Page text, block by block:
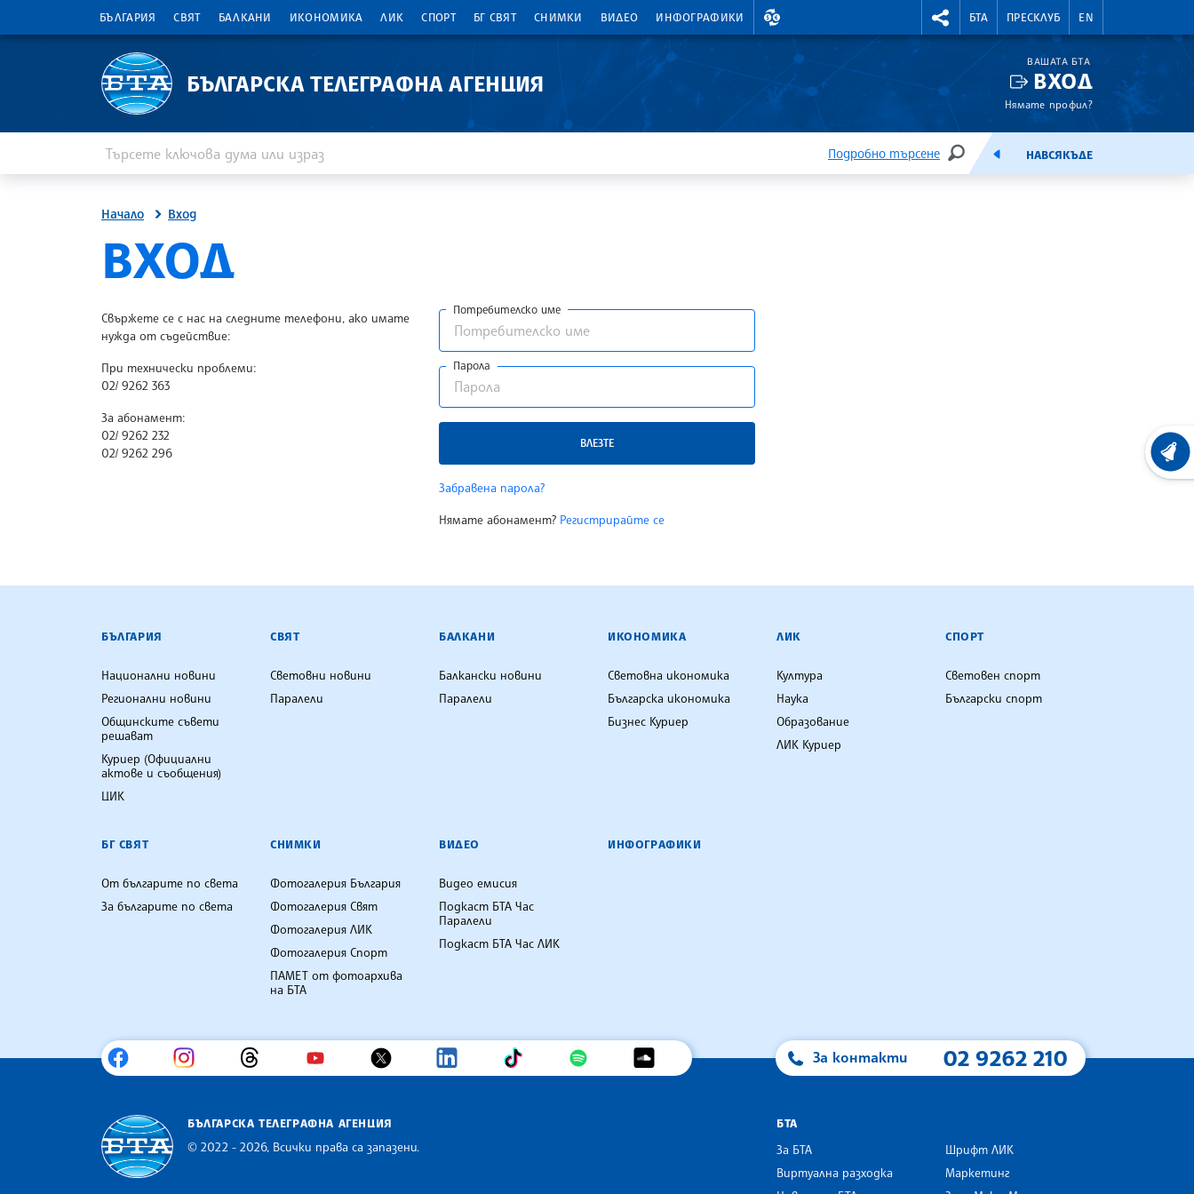
БЪЛГАРИЯ СВЯТ БАЛКАНИ ИКОНОМИКА ЛИК СПОРТ БГ СВЯТ СНИМКИ ВИДЕО ИНФОГРАФИКИ
ВАЛУТНИ КУРСОВЕ RIGHTMENU.SOCIAL
БТА ПРЕСКЛУБ EN
БЪЛГАРСКА ТЕЛЕГРАФНА АГЕНЦИЯ
ВАШАТА БТА
ВХОД
Нямате профил?
Подробно търсене
ТЪРСЕНЕЕМИСИЯНАВСЯКЪДЕ
Начало Вход
SITE.BTA
ВХОД
Свържете се с нас на следните телефони, ако имате
нужда от съдействие:
При технически проблеми:
02/ 9262 363
За абонамент:
02/ 9262 232
02/ 9262 296
Потребителско име
Парола
ВЛЕЗТЕ
Забравена парола?
Нямате абонамент? Регистрирайте се
БЪЛГАРСКА ТЕЛЕГРАФНА АГЕНЦИЯ
БЪЛГАРИЯ
Национални новини
Регионални новини
Общинските съвети
решават
Куриер (Официални
актове и съобщения)
ЦИК
СВЯТ
Световни новини
Паралели
БАЛКАНИ
Балкански новини
Паралели
ИКОНОМИКА
Световна икономика
Българска икономика
Бизнес Куриер
ЛИК
Култура
Наука
Образование
ЛИК Куриер
СПОРТ
Световен спорт
Български спорт
БГ СВЯТ
От българите по света
За българите по света
СНИМКИ
Фотогалерия България
Фотогалерия Свят
Фотогалерия ЛИК
Фотогалерия Спорт
ПАМЕТ от фотоархива
на БТА
ВИДЕО
Видео емисия
Подкаст БТА Час
Паралели
Подкаст БТА Час ЛИК
ИНФОГРАФИКИ
За контакти 02 9262 210
БЪЛГАРСКА ТЕЛЕГРАФНА АГЕНЦИЯ
© 2022 - 2026, Всички права са запазени.
БТА
За БТА
Виртуална разходка
Шрифт ЛИК
Маркетинг